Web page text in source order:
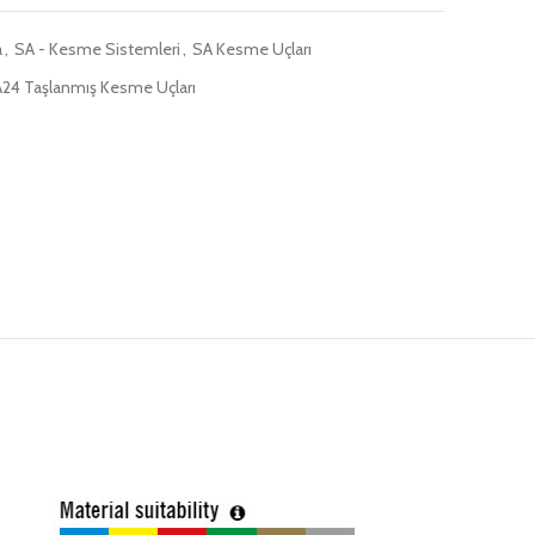
, SA - Kesme Sistemleri, SA Kesme Uçları
Taşlanmış Kesme Uçları